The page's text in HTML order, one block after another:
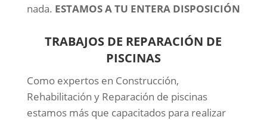
nada. ESTAMOS A TU ENTERA DISPOSICIÓN
TRABAJOS DE REPARACIÓN DE
PISCINAS
Como expertos en Construcción,
Rehabilitación y Reparación de piscinas
estamos más que capacitados para realizar